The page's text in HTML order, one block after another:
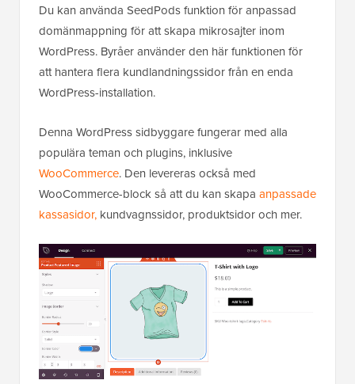
Du kan använda SeedPods funktion för anpassad
domänmappning för att skapa mikrosajter inom
WordPress. Byråer använder den här funktionen för
att hantera flera kundlandningssidor från en enda
WordPress-installation.
Denna WordPress sidbyggare fungerar med alla
populära teman och plugins, inklusive
WooCommerce. Den levereras också med
WooCommerce-block så att du kan skapa anpassade
kassasidor, kundvagnssidor, produktsidor och mer.